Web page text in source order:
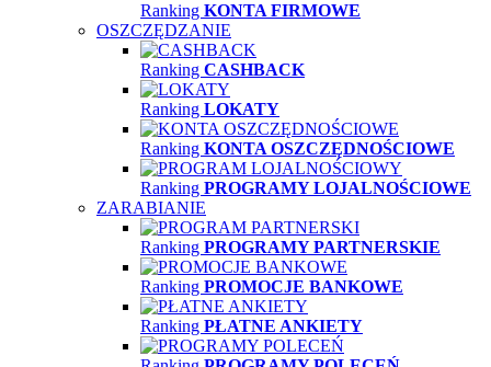
Ranking KONTA FIRMOWE
OSZCZĘDZANIE
Ranking CASHBACK
Ranking LOKATY
Ranking KONTA OSZCZĘDNOŚCIOWE
Ranking PROGRAMY LOJALNOŚCIOWE
ZARABIANIE
Ranking PROGRAMY PARTNERSKIE
Ranking PROMOCJE BANKOWE
Ranking PŁATNE ANKIETY